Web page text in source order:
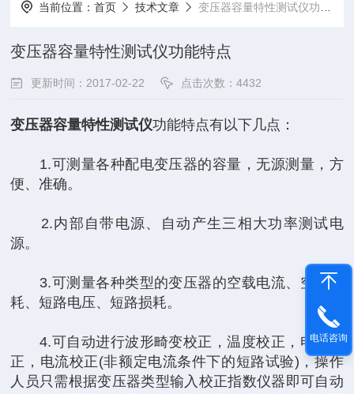
当前位置：首页 技术文章 变压器容量特性测试仪功能特点
变压器容量特性测试仪功能特点
更新时间：2017-02-22 点击次数：4432
变压器容量特性测试仪功能特点有以下几点：
1.可测量各种配电变压器的容量，无源测量，方
便、准确。
2.内部自带电源、自动产生三相大功率测试电
源。
3.可测量各种类型的变压器的空载电流、空载损
耗、短路电压、短路损耗。
4.可自动进行波形畸变校正，温度校正，电压校
正，电流校正(非额定电流条件下的短路试验)，操作
人员只需根据变压器类型输入校正指数仪器即可自动
电话咨询